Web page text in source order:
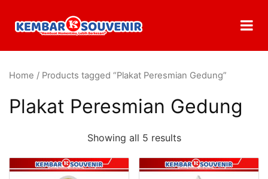
Home / Products tagged “Plakat Peresmian Gedung”
Plakat Peresmian Gedung
Showing all 5 results